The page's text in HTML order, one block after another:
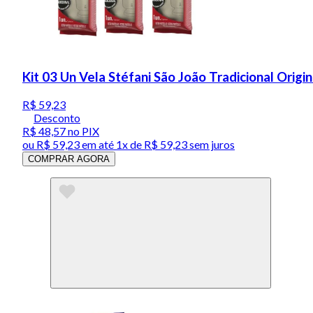
Kit 03 Un Vela Stéfani São João Tradicional
R$ 59,23
Desconto
R$ 48,57no PIX
ou R$ 59,23em até 1x de R$ 59,23sem juros
COMPRAR AGORA